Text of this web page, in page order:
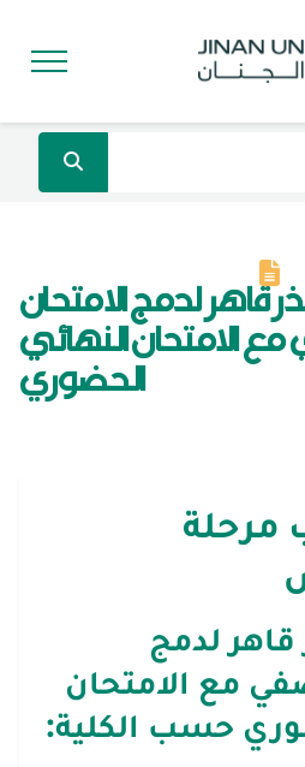
قاهر لدمج الامتحان
الامتحان النهائي
الحضوري
لدمج
مع الامتحان
حسب الكلية: